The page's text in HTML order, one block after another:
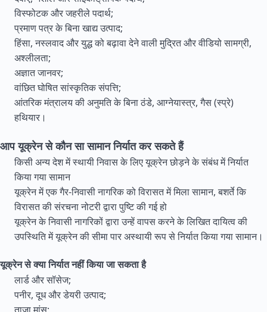
विस्फोटक और जहरीले पदार्थ;
प्रमाण पत्र के बिना खाद्य उत्पाद;
हिंसा, नस्लवाद और युद्ध को बढ़ावा देने वाली मुद्रित और वीडियो सामग्री,
अश्लीलता;
अज्ञात जानवर;
वांछित घोषित सांस्कृतिक संपत्ति;
आंतरिक मंत्रालय की अनुमति के बिना ठंडे, आग्नेयास्त्र, गैस (स्प्रे)
हथियार।
आप यूक्रेन से कौन सा सामान निर्यात कर सकते हैं
किसी अन्य देश में स्थायी निवास के लिए यूक्रेन छोड़ने के संबंध में निर्यात
किया गया सामान
यूक्रेन में एक गैर-निवासी नागरिक को विरासत में मिला सामान, बशर्ते कि
विरासत की संरचना नोटरी द्वारा पुष्टि की गई हो
यूक्रेन के निवासी नागरिकों द्वारा उन्हें वापस करने के लिखित दायित्व की
उपस्थिति में यूक्रेन की सीमा पार अस्थायी रूप से निर्यात किया गया सामान।
यूक्रेन से क्या निर्यात नहीं किया जा सकता है
लार्ड और सॉसेज;
पनीर, दूध और डेयरी उत्पाद;